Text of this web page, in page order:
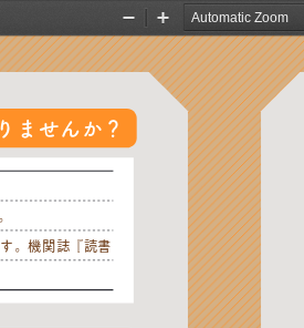
Zoom
Out
Zoom
In
ませんか？
。機関誌『読書